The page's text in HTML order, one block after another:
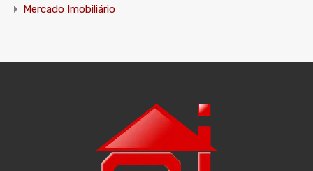
Mercado Imobiliário